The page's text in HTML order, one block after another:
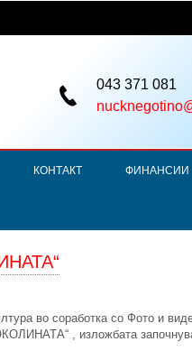
043 371 081
КОНТАКТ ФИНАНСИИ
во соработка со Фото и
, изложбата